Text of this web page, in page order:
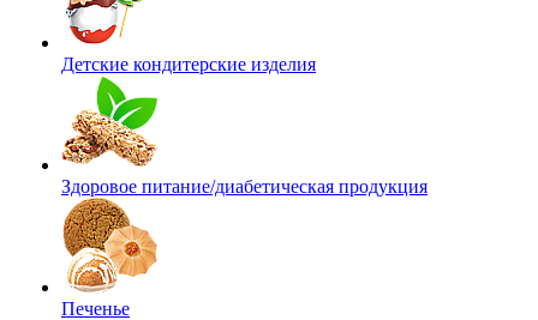
Детские кондитерские изделия
Здоровое питание/диабетическая продукция
Печенье